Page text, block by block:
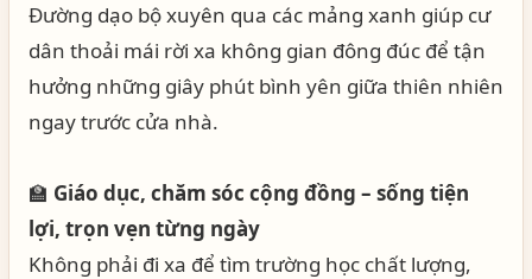
Đường dạo bộ xuyên qua các mảng xanh giúp cư
dân thoải mái rời xa không gian đông đúc để tận
hưởng những giây phút bình yên giữa thiên nhiên
ngay trước cửa nhà.
🏫 Giáo dục, chăm sóc cộng đồng – sống tiện
lợi, trọn vẹn từng ngày
Không phải đi xa để tìm trường học chất lượng,